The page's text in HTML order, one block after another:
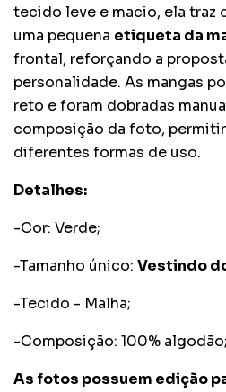
tecido leve e macio, ela traz
uma pequena etiqueta da
frontal, reforçando a
personalidade. As mangas
reto e foram dobradas
composição da foto,
diferentes formas de uso.
Detalhes:
-Cor: Verde;
-Tamanho único: Vestindo
-Tecido - Malha;
-Composição: 100% algodão;
As fotos possuem edição